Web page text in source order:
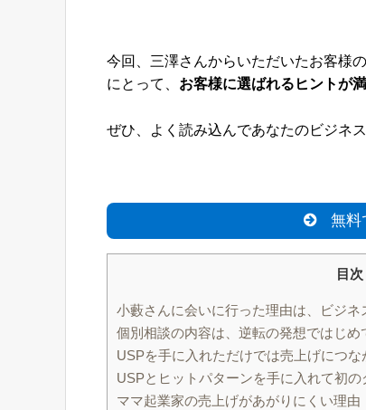
今回、三澤さんからいただいたお客様
にとって、 お客様に選ばれるヒントが
ぜひ、よく読み込んであなたのビジネ
無料
目次
小藪さんに会いに行った理由は、ビジ
個別相談の内容は、逆転の発想ではじめ
USPを手に入れただけでは売上げにつな
USPとヒットパターンを手に入れて初
ママ起業家の売上げがあがりにくい理由